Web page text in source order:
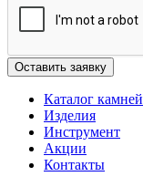
Каталог камней
Изделия
Инструмент
Акции
Контакты